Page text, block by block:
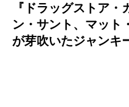
『ドラッグストア
ン・サント、マット
が芽吹いたジャンキ